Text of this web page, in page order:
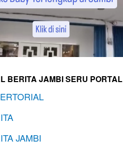
BERITA JAMBI SERU PORTAL
JAMBI